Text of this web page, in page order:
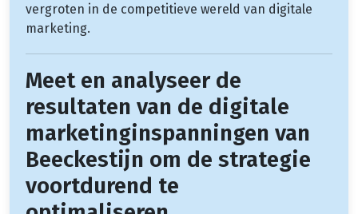
vergroten in de competitieve wereld van digitale
marketing.
Meet en analyseer de
resultaten van de digitale
marketinginspanningen van
Beeckestijn om de strategie
voortdurend te